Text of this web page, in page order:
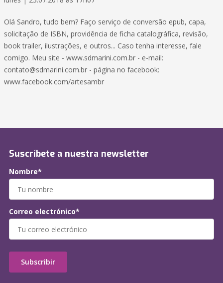
Olá Sandro, tudo bem? Faço serviço de conversão epub, capa,
solicitação de ISBN, providência de ficha catalográfica, revisão,
book trailer, ilustrações, e outros... Caso tenha interesse, fale
comigo. Meu site - www.sdmarini.com.br - e-mail:
contato@sdmarini.com.br - página no facebook:
www.facebook.com/artesambr
Suscríbete a nuestra newsletter
Nombre*
Correo electrónico*
Subscribir